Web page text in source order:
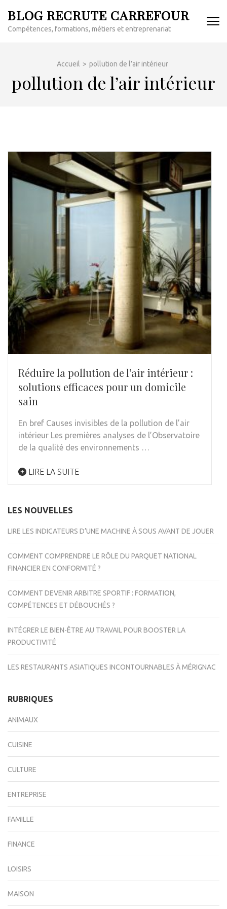
au
contenu
BLOG RECRUTE CARREFOUR
Compétences, formations, métiers et entreprenariat
Accueil > pollution de l’air intérieur
pollution de l’air intérieur
Réduire la pollution de l’air intérieur :
solutions efficaces pour un domicile
sain
En bref Causes invisibles de la pollution de l’air
intérieur Les premières analyses de l’Observatoire
de la qualité des environnements …
LIRE LA SUITE
LES NOUVELLES
LIRE LES INDICATEURS D’UNE MACHINE À SOUS AVANT DE JOUER
COMMENT COMPRENDRE LE RÔLE DU PARQUET NATIONAL
FINANCIER EN CONFORMITÉ ?
COMMENT DEVENIR ARBITRE SPORTIF : FORMATION,
COMPÉTENCES ET DÉBOUCHÉS ?
INTÉGRER LE BIEN-ÊTRE AU TRAVAIL POUR BOOSTER LA
PRODUCTIVITÉ
LES RESTAURANTS ASIATIQUES INCONTOURNABLES À MÉRIGNAC
RUBRIQUES
ANIMAUX
CUISINE
CULTURE
ENTREPRISE
FAMILLE
FINANCE
LOISIRS
MAISON